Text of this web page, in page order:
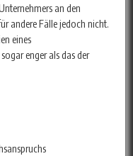
an den
andere Fälle jedoch nicht.
eines
enger als das der